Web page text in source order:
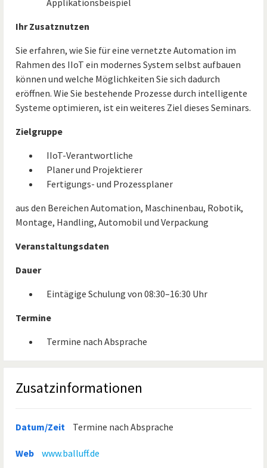
Applikationsbeispiel
Ihr Zusatznutzen
Sie erfahren, wie Sie für eine vernetzte Automation im
Rahmen des IIoT ein modernes System selbst aufbauen
können und welche Möglichkeiten Sie sich dadurch
eröffnen. Wie Sie bestehende Prozesse durch intelligente
Systeme optimieren, ist ein weiteres Ziel dieses Seminars.
Zielgruppe
IIoT-Verantwortliche
Planer und Projektierer
Fertigungs- und Prozessplaner
aus den Bereichen Automation, Maschinenbau, Robotik,
Montage, Handling, Automobil und Verpackung
Veranstaltungsdaten
Dauer
Eintägige Schulung von 08:30–16:30 Uhr
Termine
Termine nach Absprache
Zusatzinformationen
Datum/Zeit Termine nach Absprache
Web www.balluff.de